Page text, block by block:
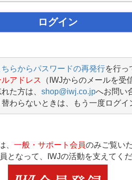
ちらからパスワードの再発行を行っ
アドレス （IWJからのメールを受
た方は、 shop@iwj.co.jpへお問い
わらないときは、もう一度ログイ
、 一般・サポート会員のみご覧い
となって、IWJの活動を支えてくだ